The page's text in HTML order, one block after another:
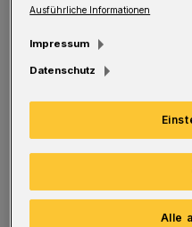
Ausführliche Informationen
Impressum
Datenschutz
Alle